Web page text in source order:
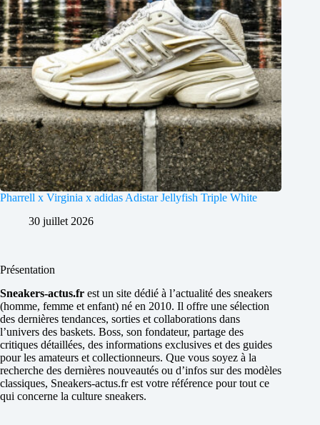
Pharrell x Virginia x adidas Adistar Jellyfish Triple White
30 juillet 2026
Présentation
Sneakers-actus.fr est un site dédié à l’actualité des sneakers
(homme, femme et enfant) né en 2010. Il offre une sélection
des dernières tendances, sorties et collaborations dans
l’univers des baskets. Boss, son fondateur, partage des
critiques détaillées, des informations exclusives et des guides
pour les amateurs et collectionneurs. Que vous soyez à la
recherche des dernières nouveautés ou d’infos sur des modèles
classiques, Sneakers-actus.fr est votre référence pour tout ce
qui concerne la culture sneakers.